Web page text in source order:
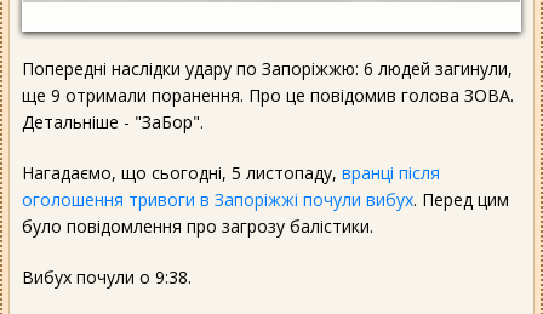
Попередні наслідки удару по Запоріжжю: 6 людей загинули,
ще 9 отримали поранення. Про це повідомив голова ЗОВА.
Детальніше - "ЗаБор".
Нагадаємо, що сьогодні, 5 листопаду, вранці після
оголошення тривоги в Запоріжжі почули вибух. Перед цим
було повідомлення про загрозу балістики.
Вибух почули о 9:38.